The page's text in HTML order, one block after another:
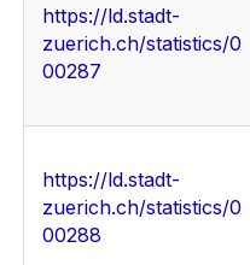
https://ld.stadt-
zuerich.ch/statistics/0
00287
https://ld.stadt-
zuerich.ch/statistics/0
00288